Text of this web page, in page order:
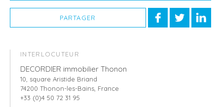
PARTAGER
INTERLOCUTEUR
DECORDIER immobilier Thonon
10, square Aristide Briand
74200 Thonon-les-Bains, France
+33 (0)4 50 72 31 95